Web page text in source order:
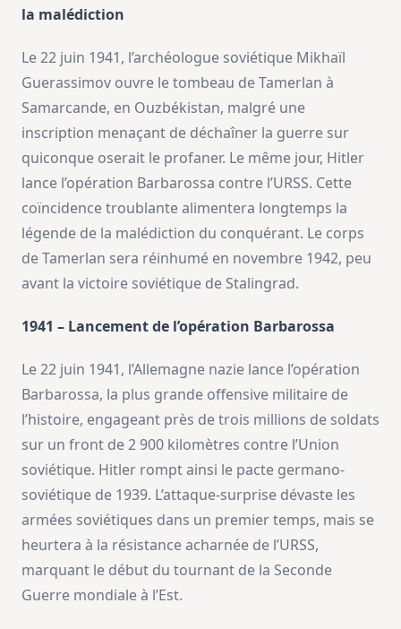
la malédiction
Le 22 juin 1941, l’archéologue soviétique Mikhaïl
Guerassimov ouvre le tombeau de Tamerlan à
Samarcande, en Ouzbékistan, malgré une
inscription menaçant de déchaîner la guerre sur
quiconque oserait le profaner. Le même jour, Hitler
lance l’opération Barbarossa contre l’URSS. Cette
coïncidence troublante alimentera longtemps la
légende de la malédiction du conquérant. Le corps
de Tamerlan sera réinhumé en novembre 1942, peu
avant la victoire soviétique de Stalingrad.
1941 – Lancement de l’opération Barbarossa
Le 22 juin 1941, l’Allemagne nazie lance l’opération
Barbarossa, la plus grande offensive militaire de
l’histoire, engageant près de trois millions de soldats
sur un front de 2 900 kilomètres contre l’Union
soviétique. Hitler rompt ainsi le pacte germano-
soviétique de 1939. L’attaque-surprise dévaste les
armées soviétiques dans un premier temps, mais se
heurtera à la résistance acharnée de l’URSS,
marquant le début du tournant de la Seconde
Guerre mondiale à l’Est.